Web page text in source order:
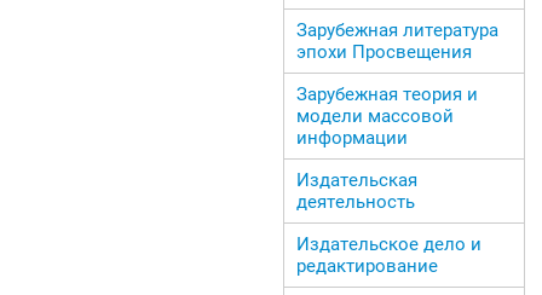
Зарубежная литература
эпохи Просвещения
Зарубежная теория и
модели массовой
информации
Издательская
деятельность
Издательское дело и
редактирование